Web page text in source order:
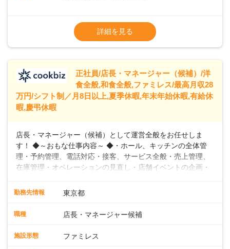
います。私たちは、多様な働き方を提供し、ライフステージ
に合わせた柔軟な勤務時間や働きやすい環境を整えていま
います。
※残業代全額支給
※経験に応じて応相談①ナショナル社員：月
給245,800円～②エリア社員 ：月給
詳細を見る
正社員/店長・マネージャー（候補）/洋
食全般,和食全般,ファミレス/最高月収28
万円/シフト制／月8日以上,夏季休暇,年末年始休暇,有給休
暇,慶弔休暇
店長・マネージャー（候補）として運営全般をお任せしま
す！ ◆～おもな仕事内容～ ◆・ホール、キッチンの全体管
理・予約管理、電話対応・接客、サービス全般・売上管理、
在庫管理・オペレーションの見直し・店舗イベントの企画・
入社後はスキルに合わせた業務からお任せしますので、徐々
向上を目指すDX推進～ ◆すかいらーくのレストランでは、
スタッフの働きやすさをサポートしています。配膳ロボット
勤務先情報 東京都
職種 店長・マネージャー候補
施設形態 ファミレス